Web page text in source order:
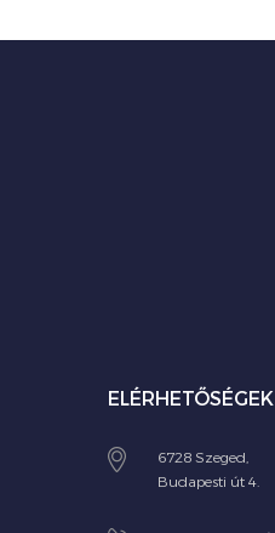
ELÉRHETŐSÉGEK
6728 Szeged,
Budapesti út 4.